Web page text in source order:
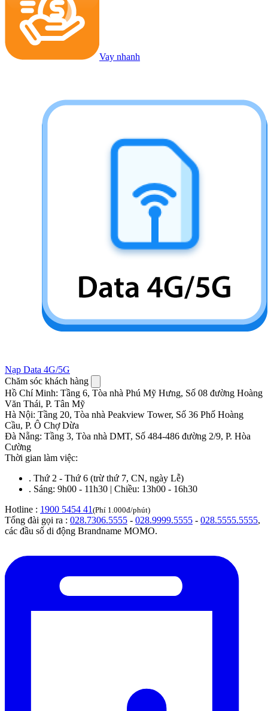
Vay nhanh
Nạp Data 4G/5G
Chăm sóc khách hàng
Hồ Chí Minh: Tầng 6, Tòa nhà Phú Mỹ Hưng, Số 08 đường Hoàng
Văn Thái, P. Tân Mỹ
Hà Nội: Tầng 20, Tòa nhà Peakview Tower, Số 36 Phố Hoàng
Cầu, P. Ô Chợ Dừa
Đà Nẵng: Tầng 3, Tòa nhà DMT, Số 484-486 đường 2/9, P. Hòa
Cường
Thời gian làm việc:
. Thứ 2 - Thứ 6 (trừ thứ 7, CN, ngày Lễ)
. Sáng: 9h00 - 11h30 | Chiều: 13h00 - 16h30
Hotline : 1900 5454 41 (Phí 1.000đ/phút)
Tổng đài gọi ra : 028.7306.5555 - 028.9999.5555 - 028.5555.5555,
các đầu số di động Brandname MOMO.